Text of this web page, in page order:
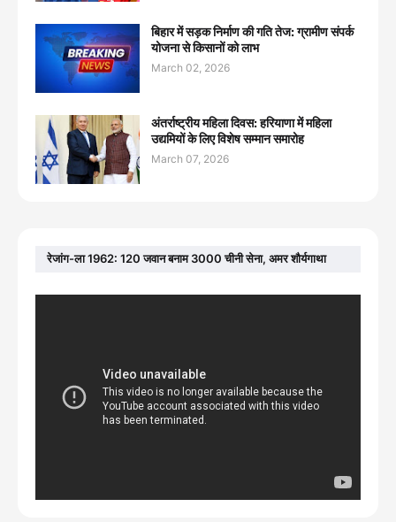
बिहार में सड़क निर्माण की गति तेज: ग्रामीण संपर्क
योजना से किसानों को लाभ
March 02, 2026
अंतर्राष्ट्रीय महिला दिवस: हरियाणा में महिला
उद्यमियों के लिए विशेष सम्मान समारोह
March 07, 2026
रेजांग-ला 1962: 120 जवान बनाम 3000 चीनी सेना, अमर शौर्यगाथा